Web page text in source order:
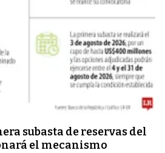
subasta de reservas del
el mecanismo